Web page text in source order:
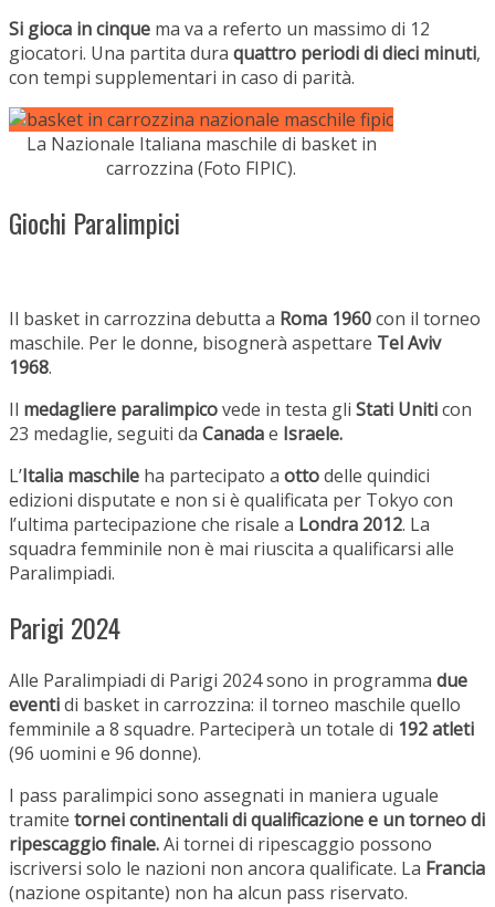
Si gioca in cinque ma va a referto un massimo di 12
giocatori. Una partita dura quattro periodi di dieci minuti,
con tempi supplementari in caso di parità.
La Nazionale Italiana maschile di basket in
carrozzina (Foto FIPIC).
Giochi Paralimpici
Il basket in carrozzina debutta a Roma 1960con il torneo
maschile. Per le donne, bisognerà aspettare Tel Aviv
1968.
Il medagliere paralimpicovede in testa gli Stati Uniticon
23 medaglie, seguiti da Canadae Israele.
L’Italia maschile ha partecipato a ottodelle quindici
edizioni disputate e non si è qualificata per Tokyo con
l’ultima partecipazione che risale a Londra 2012. La
squadra femminile non è mai riuscita a qualificarsi alle
Paralimpiadi.
Parigi 2024
Alle Paralimpiadi di Parigi 2024 sono in programma due
eventidi basket in carrozzina: il torneo maschile quello
femminile a 8 squadre. Parteciperà un totale di 192 atleti
(96 uomini e 96 donne).
I pass paralimpici sono assegnati in maniera uguale
tramite tornei continentali di qualificazione e un torneo di
ripescaggio finale.Ai tornei di ripescaggio possono
iscriversi solo le nazioni non ancora qualificate. La Francia
(nazione ospitante) non ha alcun pass riservato.